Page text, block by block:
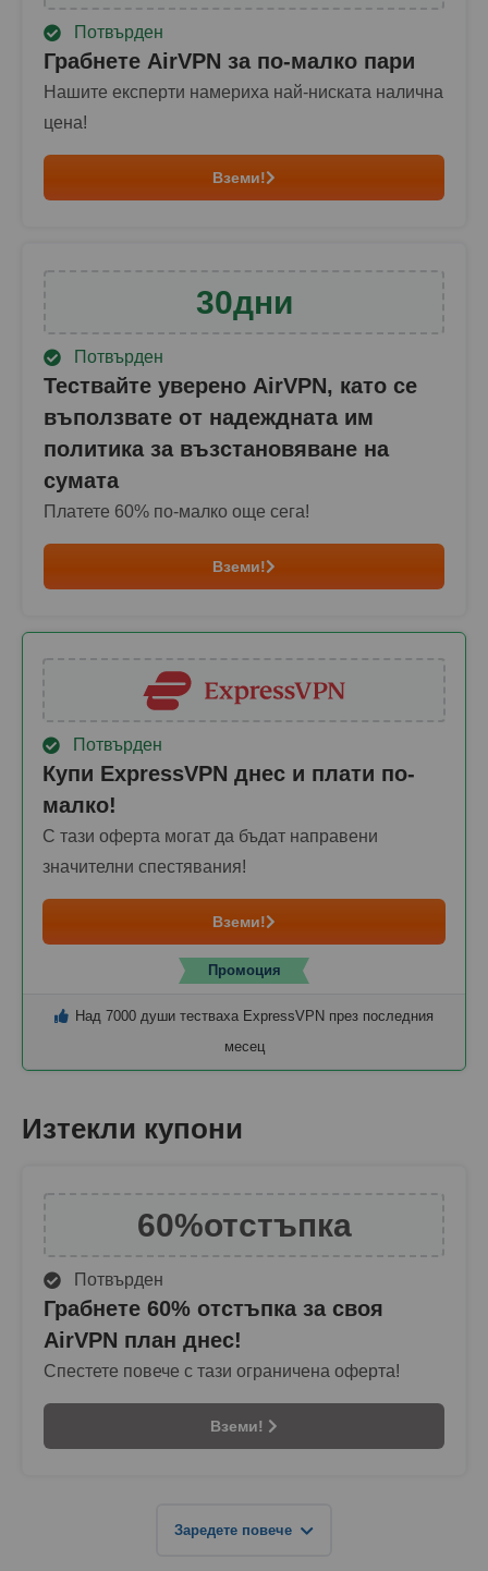
Потвърден
Грабнете AirVPN за по-малко пари
Нашите експерти намериха най-ниската налична
цена!
Вземи!
30дни
Потвърден
Тествайте уверено AirVPN, като се
въползвате от надеждната им
политика за възстановяване на
сумата
Платете 60% по-малко още сега!
Вземи!
Потвърден
Купи ExpressVPN днес и плати по-
малко!
С тази оферта могат да бъдат направени
значителни спестявания!
Вземи!
Промоция
Над 7000 души тестваха ExpressVPN през последния
месец
Изтекли купони
60%отстъпка
Потвърден
Грабнете 60% отстъпка за своя
AirVPN план днес!
Спестете повече с тази ограничена оферта!
Вземи!
Заредете повече